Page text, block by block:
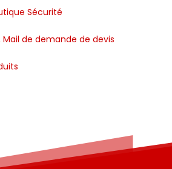
Sécurité
de demande de devis